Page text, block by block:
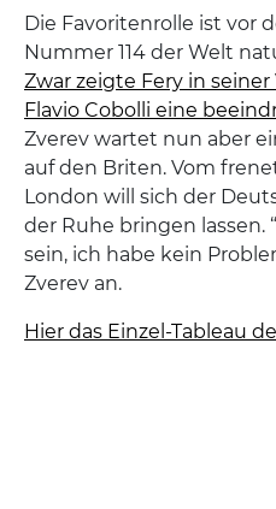
Die Favoritenrolle ist vor
Nummer 114 der Welt
Zwar zeigte Fery in
Flavio Cobolli eine
Zverev wartet nun aber
auf den Briten. Vom
London will sich der
der Ruhe bringen lassen.
sein, ich habe kein
Zverev an.
Hier das Einzel-Tableau